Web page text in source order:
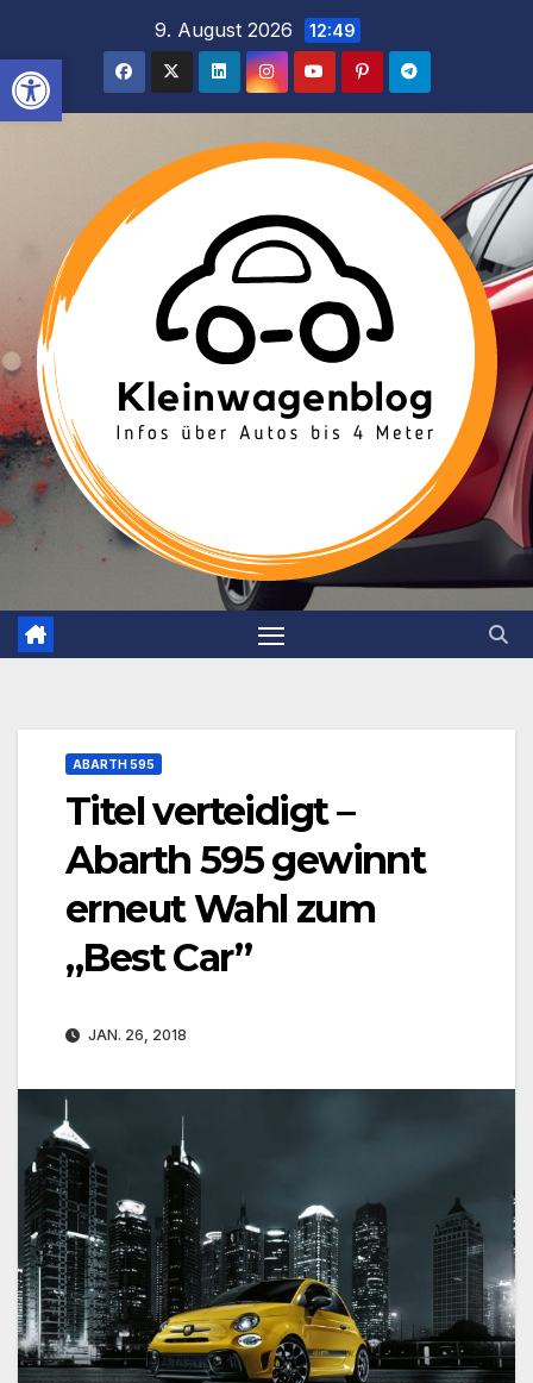
Werkzeugleiste öffnen
springen
9. August 2026 12:49
ABARTH 595
Titel verteidigt –
Abarth 595 gewinnt
erneut Wahl zum
„Best Car”
JAN. 26, 2018